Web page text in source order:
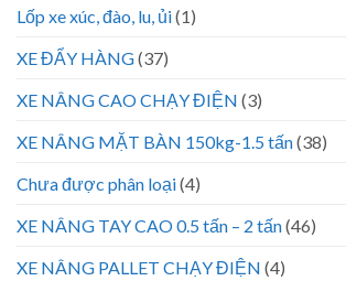
Lốp xe xúc, đào, lu, ủi(1)
XE ĐẨY HÀNG(37)
XE NÂNG CAO CHẠY ĐIỆN (3)
XE NÂNG MẶT BÀN 150kg-1.5 tấn(38)
Chưa được phân loại(4)
XE NÂNG TAY CAO 0.5 tấn – 2 tấn(46)
XE NÂNG PALLET CHẠY ĐIỆN (4)